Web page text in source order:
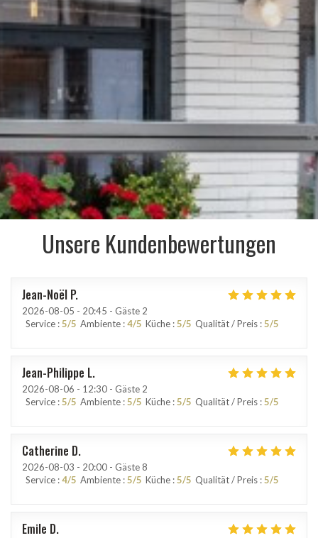
Unsere Kundenbewertungen
Jean-Noël P
2026-08-05 - 20:45 - Gäste 2
Service :5/5 Ambiente :4/5 Küche :5/5 Qualität / Preis :5/5
Jean-Philippe L
2026-08-06 - 12:30 - Gäste 2
Service :5/5 Ambiente :5/5 Küche :5/5 Qualität / Preis :5/5
Catherine D
2026-08-03 - 20:00 - Gäste 8
Service :4/5 Ambiente :5/5 Küche :5/5 Qualität / Preis :5/5
Emile D